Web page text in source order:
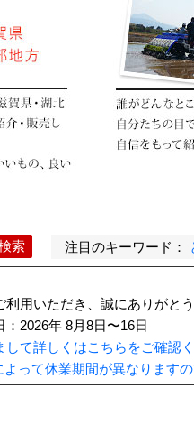
注目のキーワード：
利用いただき、誠にありがと
2026年 8月8日〜16日
して詳しくはこちらをご確認
って休業期間が異なります